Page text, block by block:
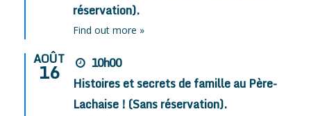
réservation).
Find out more »
AOÛT
16
10h00
Histoires et secrets de famille au Père-
Lachaise ! (Sans réservation).